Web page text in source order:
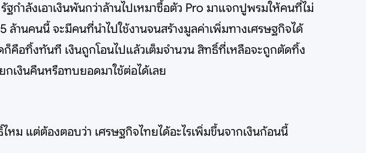
ำลังเอาเงินพันกว่าล้านไปเหมาซื้อตัว Pro มาแจกปูพรมให้คนที่ไม่
ล้านคนนี้ จะมีคนที่นำไปใช้งานจนสร้างมูลค่าเพิ่มทางเศรษฐกิจได้
อทิ้งทันที เงินถูกโอนไปแล้วเต็มจำนวน สิทธิ์ที่เหลือจะถูกตัดทิ้ง
กเงินคืนหรือทบยอดมาใช้ต่อได้เลย
ม แต่ต้องตอบว่า เศรษฐกิจไทยได้อะไรเพิ่มขึ้นจากเงินก้อนนี้